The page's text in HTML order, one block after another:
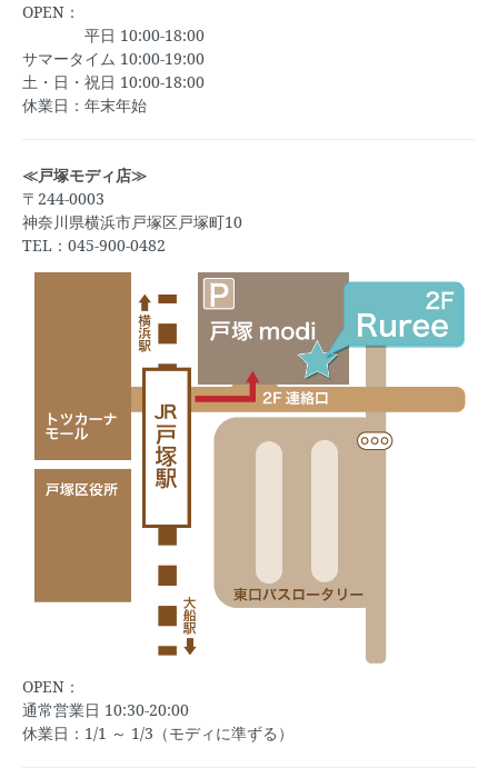
OPEN：
平日 10:00-18:00
サマータイム 10:00-19:00
土・日・祝日 10:00-18:00
休業日：年末年始
≪戸塚モディ店≫
〒244-0003
神奈川県横浜市戸塚区戸塚町10
TEL：045-900-0482
OPEN：
通常営業日 10:30-20:00
休業日：1/1 ～ 1/3（モディに準ずる）